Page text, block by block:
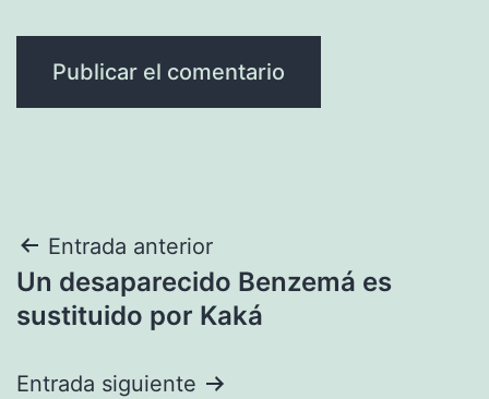
Navegación
de
Entrada anterior
Un desaparecido Benzemá es
sustituido por Kaká
Entrada siguiente